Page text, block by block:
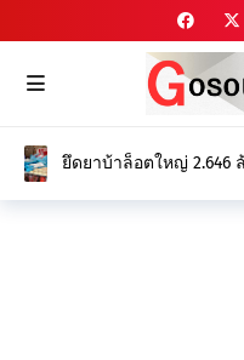
ยึดยาบ้าล็อตใหญ่ 2.646